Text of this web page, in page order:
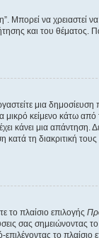
Μπορεί να χρειαστεί να
και του θέματος.
μια
μικρό κείμενο κάτω
κάνει μια απάντηση.
κατά τη διακριτική
το πλαίσιο επιλογής
σας σημειώνοντας
το πλαίσιο